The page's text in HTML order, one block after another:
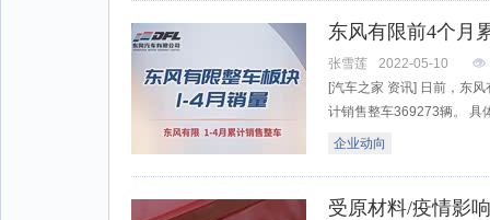
东风有限前4个月
张雪莲
2022-05-10
[汽车之家 资讯] 日前，东
计销售整车369273辆。 具
企业动向
受原材料/疫情影